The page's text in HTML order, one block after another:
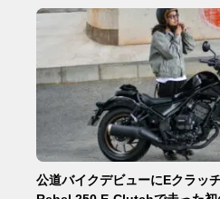
公道バイクデビューにEクラッ